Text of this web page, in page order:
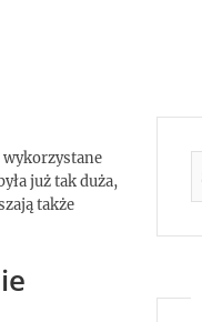
wykorzystane
już tak duża,
także